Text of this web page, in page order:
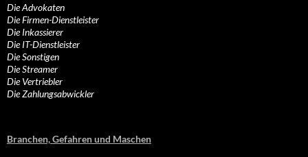
Die Advokaten
Die Firmen-Dienstleister
Die Inkassierer
Die IT-Dienstleister
Die Sonstigen
Die Streamer
Die Vertriebler
Die Zahlungsabwickler
Branchen, Gefahren und Maschen